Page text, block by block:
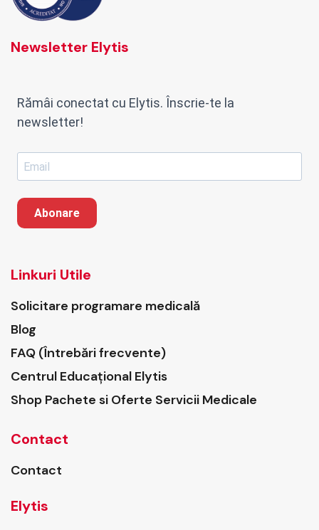
Newsletter Elytis
Rămâi conectat cu Elytis. Înscrie-te la
newsletter!
Abonare
Linkuri Utile
Solicitare programare medicală
Blog
FAQ (Întrebări frecvente)
Centrul Educațional Elytis
Shop Pachete si Oferte Servicii Medicale
Contact
Contact
Elytis